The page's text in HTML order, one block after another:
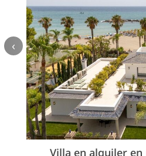
Villa en alquiler
‹